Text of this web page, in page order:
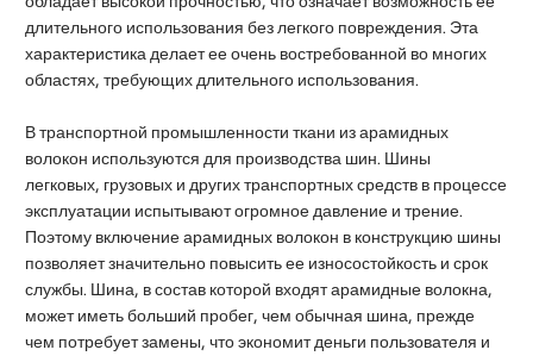
длительного использования без легкого повреждения. Эта
характеристика делает ее очень востребованной во многих
областях, требующих длительного использования.
В транспортной промышленности ткани из арамидных
волокон используются для производства шин. Шины
легковых, грузовых и других транспортных средств в процессе
эксплуатации испытывают огромное давление и трение.
Поэтому включение арамидных волокон в конструкцию шины
позволяет значительно повысить ее износостойкость и срок
службы. Шина, в состав которой входят арамидные волокна,
может иметь больший пробег, чем обычная шина, прежде
чем потребует замены, что экономит деньги пользователя и